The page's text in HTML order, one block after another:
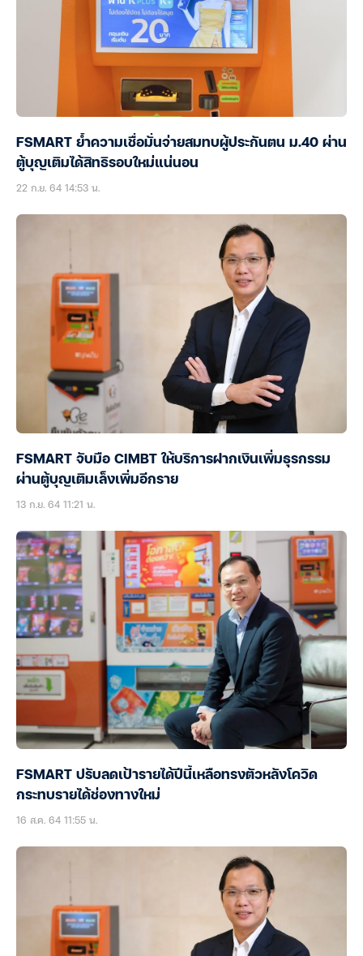
FSMART ย้ำความเชื่อมั่นจ่ายสมทบผู้ประกันตน ม.40 ผ่าน
ตู้บุญเติมได้สิทธิรอบใหม่แน่นอน
22 ก.ย. 64 14:53 น.
FSMART จับมือ CIMBT ให้บริการฝากเงินเพิ่มธุรกรรม
ผ่านตู้บุญเติมเล็งเพิ่มอีกราย
13 ก.ย. 64 11:21 น.
FSMART ปรับลดเป้ารายได้ปีนี้เหลือทรงตัวหลังโควิด
กระทบรายได้ช่องทางใหม่
16 ส.ค. 64 11:55 น.